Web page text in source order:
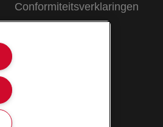
Conformiteitsverklaringen